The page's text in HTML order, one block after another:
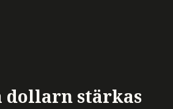
dollarn stärkas